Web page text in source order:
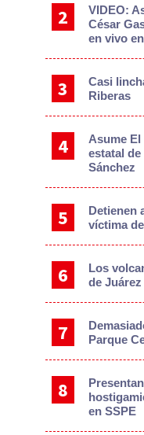
VIDEO:
César
en vivo
Casi
Riberas
Asume
estatal
Sánchez
Detienen
víctima
Los
de Juárez
Parque
en SSPE